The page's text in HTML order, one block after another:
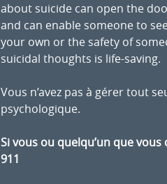
about suicide can open the
and can enable someone to
your own or the safety of
suicidal thoughts is life-saving.
Vous n’avez pas à gérer tout
psychologique.
Si vous ou quelqu’un que
911